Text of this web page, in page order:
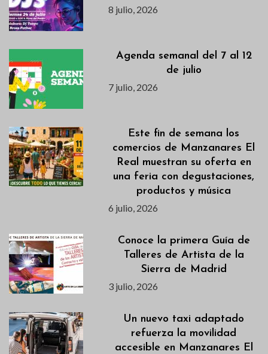
8 julio, 2026
Agenda semanal del 7 al 12
de julio
7 julio, 2026
Este fin de semana los
comercios de Manzanares El
Real muestran su oferta en
una feria con degustaciones,
productos y música
6 julio, 2026
Conoce la primera Guía de
Talleres de Artista de la
Sierra de Madrid
3 julio, 2026
Un nuevo taxi adaptado
refuerza la movilidad
accesible en Manzanares El